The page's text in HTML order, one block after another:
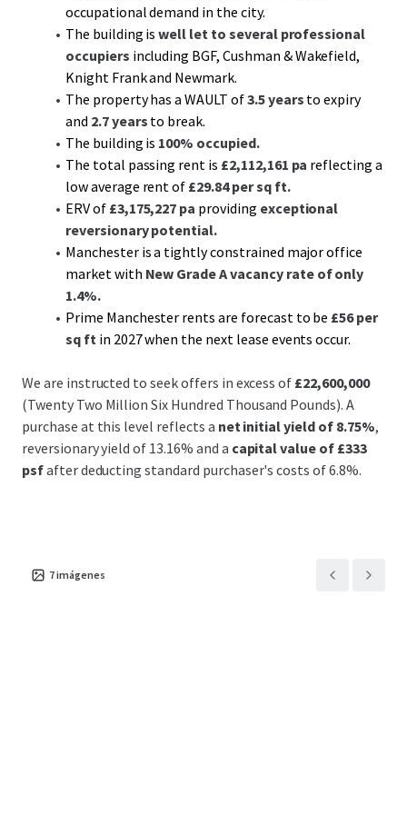
occupational demand in the city.
The building iswell let to several professional
occupiers including BGF, Cushman & Wakefield,
Knight Frank and Newmark.
The property has a WAULT of3.5 years to expiry
and 2.7 years to break.
The building is 100% occupied.
The total passing rent is £2,112,161 pa reflecting a
low average rent of £29.84 per sq ft.
ERV of£3,175,227 pa providing exceptional
reversionary potential.
Manchester is a tightly constrained major office
market with New Grade A vacancy rate of only
1.4%.
Prime Manchester rents are forecast to be £56 per
sq ftin 2027 when the next lease events occur.
We are instructed to seek offers in excess of £22,600,000
(Twenty Two Million Six Hundred Thousand Pounds). A
purchase at this level reflects a net initial yield of 8.75%,
reversionary yield of 13.16% and a capital value of £333
psfafter deducting standard purchaser's costs of 6.8%.
7imágenes